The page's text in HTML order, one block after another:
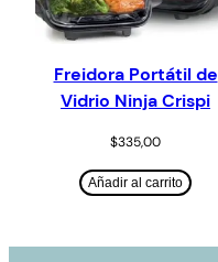
Freidora Portátil de
Vidrio Ninja Crispi
$335,00
Añadir al carrito